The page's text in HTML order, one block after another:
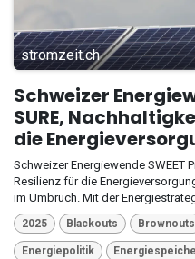
stromzeit.ch
Schweizer
SURE,
die
Schweizer Energiewende SWEET
Resilienz für die
im Umbruch. Mit der
2025 Blackouts Brownouts
Energiepolitik